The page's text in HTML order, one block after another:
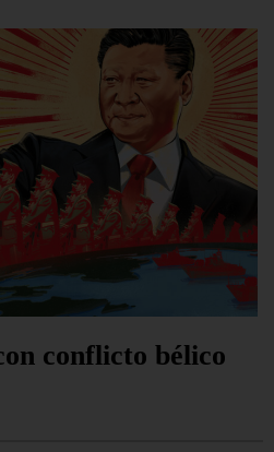
conflicto bélico